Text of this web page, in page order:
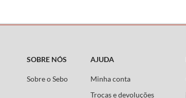
SOBRE NÓS
Sobre o Sebo
AJUDA
Minha conta
Trocas e devoluções